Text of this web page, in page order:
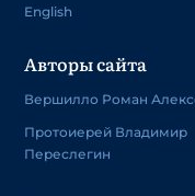
English
Авторы сайта
Вершилло Роман
Протоиерей Владимир
Переслегин